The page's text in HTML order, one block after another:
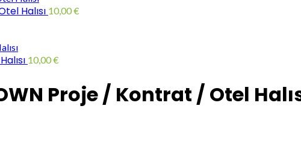
Halısı 10,00€
10,00€
Proje / Kontrat / Otel